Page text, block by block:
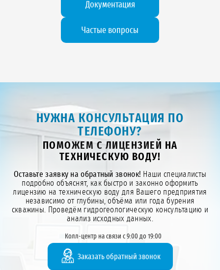
Документация
Частые вопросы
НУЖНА КОНСУЛЬТАЦИЯ ПО
ТЕЛЕФОНУ?
ПОМОЖЕМ С ЛИЦЕНЗИЕЙ НА
ТЕХНИЧЕСКУЮ ВОДУ!
Оставьте заявку на обратный звонок! Наши специалисты
подробно объяснят, как быстро и законно оформить
лицензию на техническую воду для Вашего предприятия
независимо от глубины, объёма или года бурения
скважины. Проведём гидрогеологическую консультацию и
анализ исходных данных.
Колл-центр на связи с 9:00 до 19:00
Заказать обратный звонок